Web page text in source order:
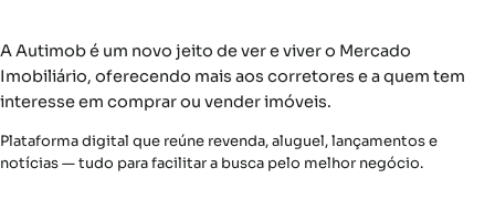
A Autimob é um novo jeito de ver e viver o Mercado
Imobiliário, oferecendo mais aos corretores e a quem tem
interesse em comprar ou vender imóveis.
Plataforma digital que reúne revenda, aluguel, lançamentos e
notícias — tudo para facilitar a busca pelo melhor negócio.